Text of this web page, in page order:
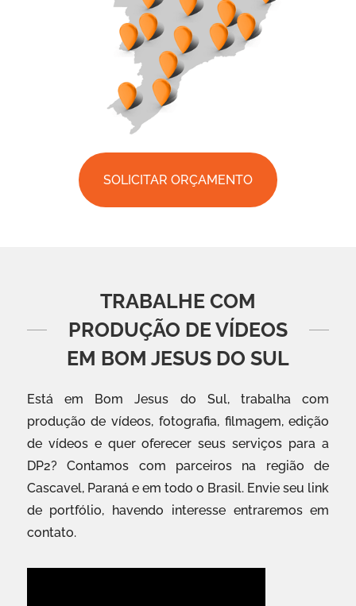
SOLICITAR ORÇAMENTO
TRABALHE COM
PRODUÇÃO DE VÍDEOS
EM BOM JESUS DO SUL
Está em Bom Jesus do Sul, trabalha com
produção de vídeos, fotografia, filmagem, edição
de vídeos e quer oferecer seus serviços para a
DP2? Contamos com parceiros na região de
Cascavel, Paraná e em todo o Brasil. Envie seu link
de portfólio, havendo interesse entraremos em
contato.